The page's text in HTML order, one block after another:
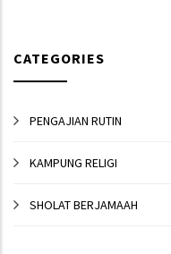
CATEGORIES
PENGAJIAN RUTIN
KAMPUNG RELIGI
SHOLAT BERJAMAAH